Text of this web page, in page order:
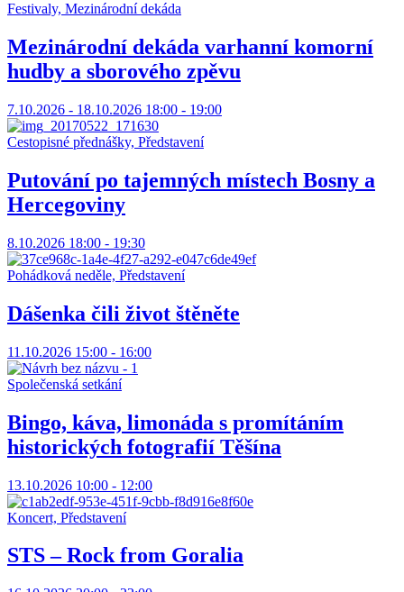
Festivaly, Mezinárodní dekáda
Mezinárodní dekáda varhanní komorní
hudby a sborového zpěvu
7.10.2026 - 18.10.2026 18:00 - 19:00
Cestopisné přednášky, Představení
Putování po tajemných místech Bosny a
Hercegoviny
8.10.2026 18:00 - 19:30
Pohádková neděle, Představení
Dášenka čili život štěněte
11.10.2026 15:00 - 16:00
Společenská setkání
Bingo, káva, limonáda s promítáním
historických fotografií Těšína
13.10.2026 10:00 - 12:00
Koncert, Představení
STS – Rock from Goralia